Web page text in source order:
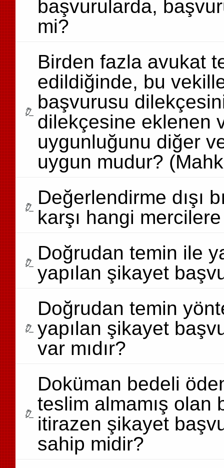
başvurularda,
mi?
Birden fazla avukat
edildiğinde, bu
başvurusu
dilekçesine eklenen
uygunluğunu diğer
uygun mudur?
Değerlendirme dışı
karşı hangi
Doğrudan temin ile
yapılan şikayet
Doğrudan temin
yapılan şikayet
var mıdır?
Doküman bedeli
teslim almamış olan
itirazen şikayet
sahip midir?